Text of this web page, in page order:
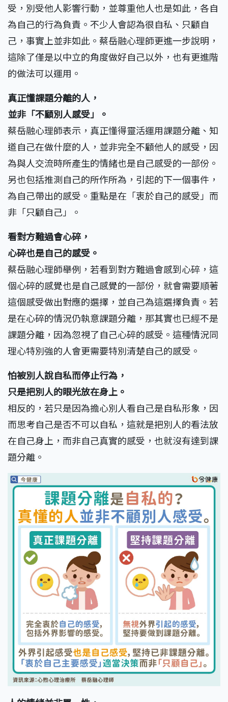
受，別受他人影響行動，並尊重他人也是如此，各自
為自己的行為負責。不少人會認為很自私、只顧自
己，事實上並非如此。蔡岳融心理師更進一步說明，
這除了僅是以中立的角度做好自己以外，也有更進階
的做法可以運用。
真正懂課題分離的人，
並非「不顧別人感受」。
蔡岳融心理師表示，真正懂得靈活運用課題分離、知
道自己在做什麼的人，並非完全不顧他人的感受，因
為與人交流時所產生的情緒也是自己感受的一部份。
另也包括推測自己的所作所為，引起的下一個事件，
為自己帶出的感受。重點是在「衷於自己的感受」而
非「只顧自己」。
看對方難過會心碎，
心碎也是自己的感受。
蔡岳融心理師舉例，若看到對方難過會感到心碎，這
個心碎的感覺也是自己感覺的一部份，就會需要順著
這個感受做出對應的選擇，並自己為這選擇負責。若
是在心碎的情況仍執意課題分離，那其實也已經不是
課題分離，因為忽視了自己心碎的感受。這種情況同
理心特別強的人會更需要特別清楚自己的感受。
怕被別人說自私而停止行為，
只是把別人的眼光放在身上。
相反的，若只是因為擔心別人看自己是自私形象，因
而思考自己是否不可以自私，這就是把別人的看法放
在自己身上，而非自己真實的感受，也就沒有達到課
題分離。